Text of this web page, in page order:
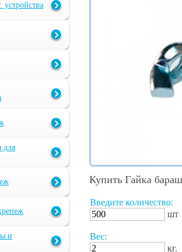
устройства
для
и
Купить Гайка
Введите количество:
шт
Вес:
кг.